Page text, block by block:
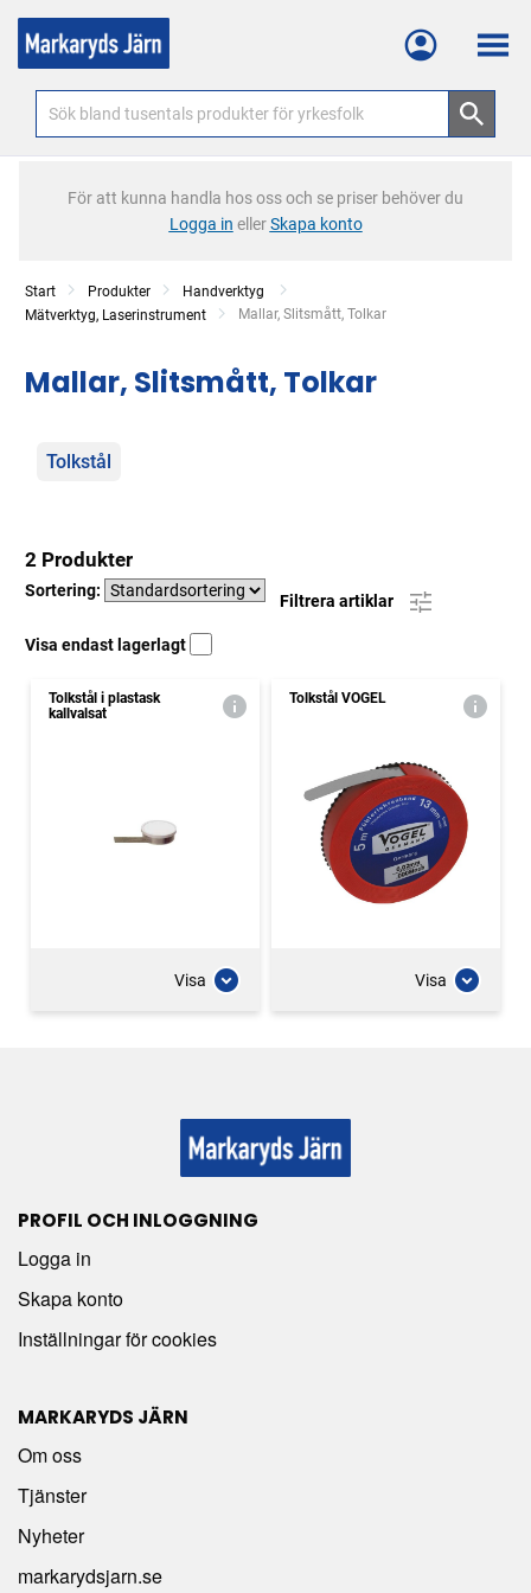
Meny
För att kunna handla hos oss och se priser behöver du
Logga in ellerSkapa konto
Start Produkter
Handverktyg
Mätverktyg, Laserinstrument
Current:
Mallar, Slitsmått, Tolkar
Mallar, Slitsmått, Tolkar
Kategorier
Tolkstål
2 Produkter
Sortering:
Filtrera artiklar
Visa endast lagerlagt
Tolkstål i plastask
kallvalsat
Visa
Tolkstål VOGEL
Visa
PROFIL OCH INLOGGNING
Logga in
Skapa konto
Inställningar för cookies
MARKARYDS JÄRN
Om oss
Tjänster
Nyheter
markarydsjarn.se